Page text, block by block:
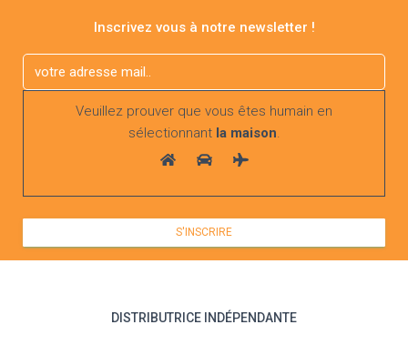
Inscrivez vous à notre newsletter !
Veuillez prouver que vous êtes humain en
sélectionnantla maison.
DISTRIBUTRICE INDÉPENDANTE